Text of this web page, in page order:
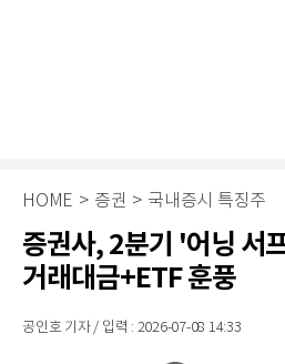
HOME > 증권 > 국내증시 특징주
증권사, 2분기 '어닝 서
거래대금+ETF 훈풍
공인호 기자 / 입력 : 2026-07-08 14:33